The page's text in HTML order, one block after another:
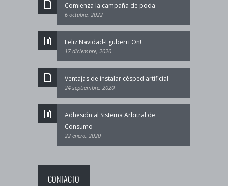
Comienza la campaña de poda
6 octubre, 2022
Feliz Navidad-Eguberri On!
17 diciembre, 2020
Ventajas de instalar césped artificial
24 septiembre, 2020
Adhesión al Sistema Arbitral de
Consumo
22 enero, 2020
CONTACTO